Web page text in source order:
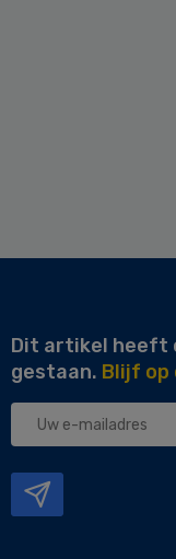
Dit artikel heeft
gestaan. Blijf op
Uw